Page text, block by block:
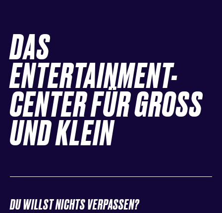
DAS
ENTERTAINMENT-
CENTER FÜR GROSS
UND KLEIN
DU WILLST NICHTS VERPASSEN?